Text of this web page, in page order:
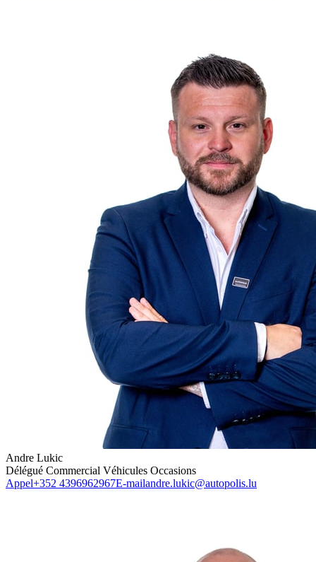
Andre Lukic
Délégué Commercial Véhicules Occasions
Appel+352 4396962967E-mailandre.lukic@autopolis.lu